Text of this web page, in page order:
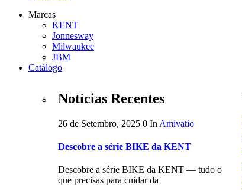
Marcas
KENT
Jonnesway
Milwaukee
JBM
Catálogo
Notícias Recentes
26 de Setembro, 2025 0 In Amivatio
Descobre a série BIKE da KENT
Descobre a série BIKE da KENT — tudo o
que precisas para cuidar da